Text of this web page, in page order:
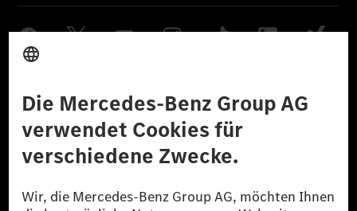
Datenschutz Lizenzhinweise Dritter Barrierefreiheit
© 2026 Mercedes-Benz Group AG. Alle Rechte vorbehalten.